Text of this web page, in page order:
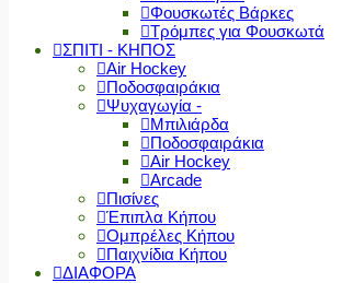
Φουσκωτές Βάρκες
Τρόμπες για Φουσκωτά
ΣΠΙΤΙ - ΚΗΠΟΣ
Air Hockey
Ποδοσφαιράκια
Ψυχαγωγία -
Μπιλιάρδα
Ποδοσφαιράκια
Air Hockey
Arcade
Πισίνες
Έπιπλα Κήπου
Ομπρέλες Κήπου
Παιχνίδια Κήπου
ΔΙΑΦΟΡΑ